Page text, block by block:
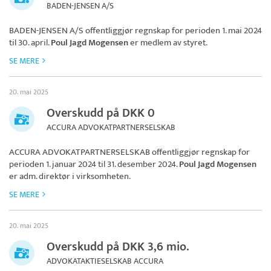
BADEN-JENSEN A/S
BADEN-JENSEN A/Soffentliggjør regnskap for perioden 1. mai 2024
til 30. april.Poul Jagd Mogensener medlem av styret.
SE MERE
20. mai 2025
Overskudd på DKK 0
ACCURA ADVOKATPARTNERSELSKAB
ACCURA ADVOKATPARTNERSELSKABoffentliggjør regnskap for
perioden 1. januar 2024 til 31. desember 2024.Poul Jagd Mogensen
er adm. direktør i virksomheten.
SE MERE
20. mai 2025
Overskudd på DKK 3,6 mio.
ADVOKATAKTIESELSKAB ACCURA